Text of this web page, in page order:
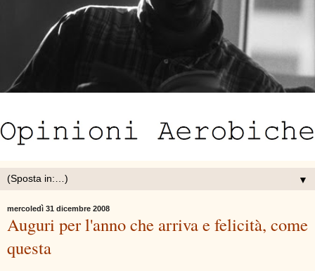
▼
mercoledì 31 dicembre 2008
Auguri per l'anno che arriva e felicità, come
questa